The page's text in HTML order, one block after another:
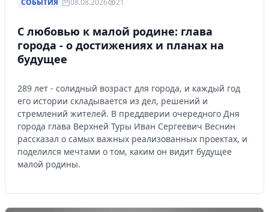
СОБЫТИЯ 08.08.2026 21
С любовью к малой родине: глава
города - о достижениях и планах на
будущее
289 лет - солидный возраст для города, и каждый год
его истории складывается из дел, решений и
стремлений жителей. В преддверии очередного Дня
города глава Верхней Туры Иван Сергеевич Веснин
рассказал о самых важных реализованных проектах, и
поделился мечтами о том, каким он видит будущее
малой родины.